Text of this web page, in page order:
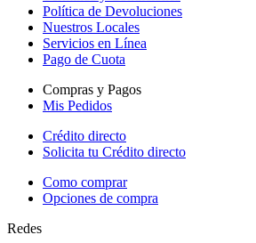
Política de Devoluciones
Nuestros Locales
Servicios en Línea
Pago de Cuota
Compras y Pagos
Mis Pedidos
Crédito directo
Solicita tu Crédito directo
Como comprar
Opciones de compra
Redes